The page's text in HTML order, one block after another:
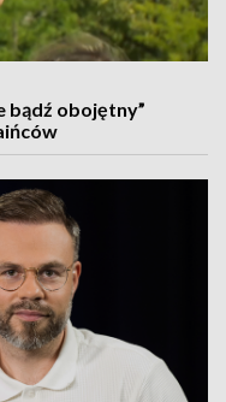
bądź obojętny”